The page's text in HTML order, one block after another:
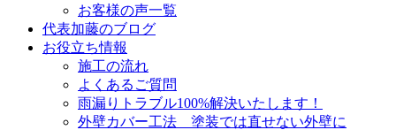
お客様の声一覧
代表加藤のブログ
お役立ち情報
施工の流れ
よくあるご質問
雨漏りトラブル100%解決いたします！
外壁カバー工法 塗装では直せない外壁に